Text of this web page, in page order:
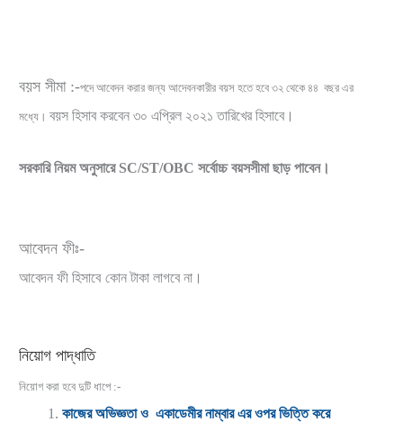
বয়স সীমা :-পদে আবেদন করার জন্য আদেবনকারীর বয়স হতে হবে ৩২ থেকে ৪৪ বছর এর
মধ্যে।বয়স হিসাব করবেন ৩০ এপ্রিল ২০২১ তারিখের হিসাবে।
সরকারি নিয়ম অনুসারে SC/ST/OBC সর্বোচ্চ বয়সসীমা ছাড় পাবেন।
আবেদন ফীঃ-
আবেদন ফী হিসাবেকোন টাকা লাগবে না।
নিয়োগ পাদ্ধাতি
নিয়োগ করা হবে দুটি ধাপে :-
কাজের অভিজ্ঞতা ও একাডেমীর নাম্বার এর ওপর ভিত্তি করে